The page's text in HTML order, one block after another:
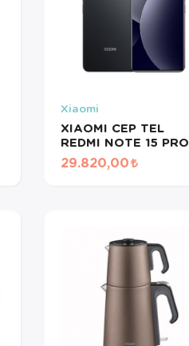
Xiaomi
XIAOMI CEP TEL
REDMI NOTE 15 PRO
12/512GB
29.820,00